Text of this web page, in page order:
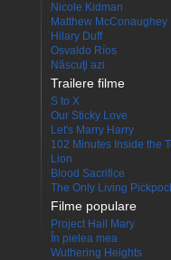
Nicole Kidman
Matthew McConaughey
Hilary Duff
Osvaldo Ríos
Născuţi azi
Trailere filme
S to X
Our Sticky Love
Let's Marry Harry
102 Minutes Inside the
Lion
Blood Sacrifice
The Only Living
Filme populare
Project Hail Mary
În pielea mea
Wuthering Heights